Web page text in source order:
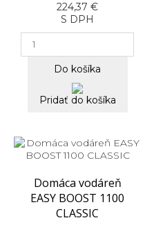
224,37 €
S DPH
Do košíka
Pridať do košíka
Domáca vodáreň
EASY BOOST 1100
CLASSIC